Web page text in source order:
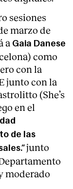
sesiones
marzo de
a Gaia Danese
como
con la
junto con la
(She’s
en el
de las
junto
moderado